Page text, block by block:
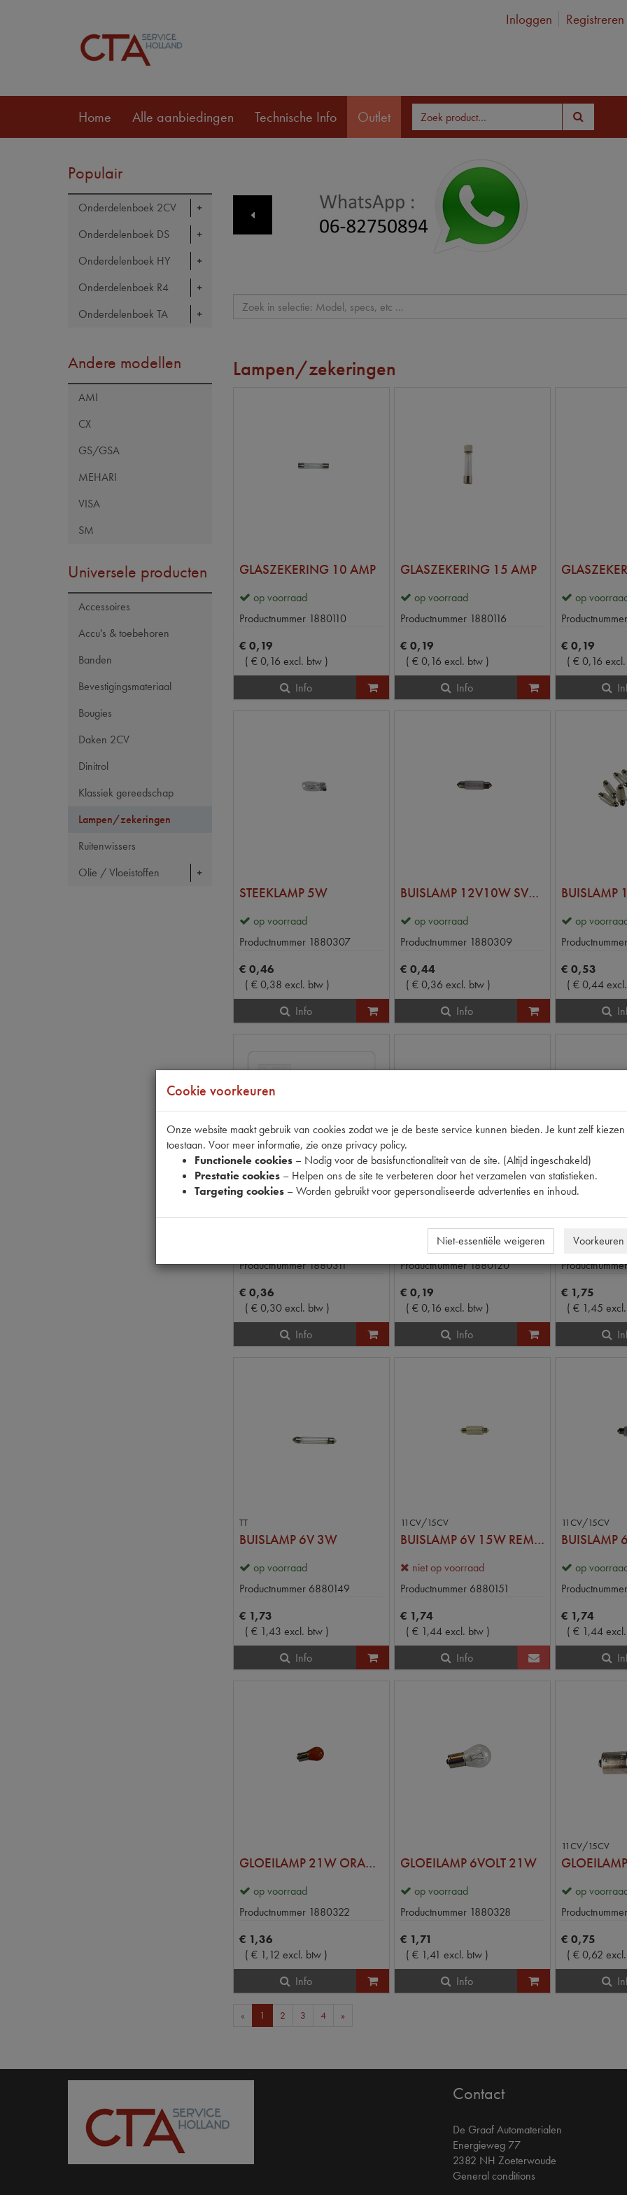
Inloggen Registreren
Home Alle aanbiedingen Technische Info Outlet
Populair
Onderdelenboek 2CV
Onderdelenboek DS
Onderdelenboek HY
Onderdelenboek R4
Onderdelenboek TA
Andere modellen
AMI
CX
GS/GSA
MEHARI
VISA
SM
Universele producten
Accessoires
Accu's & toebehoren
Banden
Bevestigingsmateriaal
Bougies
Daken 2CV
Dinitrol
Klassiek gereedschap
Lampen/zekeringen
Ruitenwissers
Olie / Vloeistoffen
Lampen/zekeringen
GLASZEKERING 10 AMP
op voorraad
Productnummer 1880110
€ 0,19
( €0,16 excl. btw )
Info
GLASZEKERING 15 AMP
op voorraad
Productnummer 1880116
€ 0,19
( €0,16 excl. btw )
Info
op
Productnummer
€ 0,19
( €0,16
STEEKLAMP 5W
op voorraad
Productnummer 1880307
€ 0,46
( €0,38 excl. btw )
Info
BUISLAMP 12V10W SV8.5 42mm
op voorraad
Productnummer 1880309
€ 0,44
( €0,36 excl. btw )
Info
BUISLAMP
op
Productnummer
€ 0,53
( €0,44
TT
BUISLAMP 12V/10W SV8.5 37MM
Productnummer1880311
€ 0,36
( €0,30excl. btw )
Info
GLASZEKERING 20 AMP
op voorraad
Productnummer1880120
€ 0,19
( €0,16 excl. btw )
Info
TT
op
Productnummer
€ 1,75
( € 1,45
TT
BUISLAMP 6V 3W
op voorraad
Productnummer 6880149
€ 1,73
( € 1,43 excl. btw )
Info
11CV/15CV
BUISLAMP 6V 15W REMLICHT
niet op voorraad
Productnummer 6880151
€ 1,74
( € 1,44excl. btw )
Info
11CV/15CV
op
Productnummer
€ 1,74
( € 1,44
GLOEILAMP 21W ORANJE
op voorraad
Productnummer 1880322
€ 1,36
( € 1,12 excl. btw )
Info
GLOEILAMP 6VOLT 21W
op voorraad
Productnummer 1880328
€ 1,71
( € 1,41 excl. btw )
Info
11CV/15CV
op
Productnummer
€ 0,75
( €0,62
« 1 2 3 4 »
Contact
De Graaf Automaterialen
Energieweg 77
2382 NH Zoeterwoude
General conditions
Cookie voorkeuren
Onze website maakt gebruik van cookies zodat we je de beste service kunnen bieden. Je kunt zelf
toestaan. Voor meer informatie, zie onze privacy policy.
Functionele cookies – Nodig voor de basisfunctionaliteit van de site. (Altijd ingeschakeld)
Prestatie cookies – Helpen ons de site te verbeteren door het verzamelen van statistieken.
Targeting cookies – Worden gebruikt voor gepersonaliseerde advertenties en inhoud.
Niet-essentiële weigeren